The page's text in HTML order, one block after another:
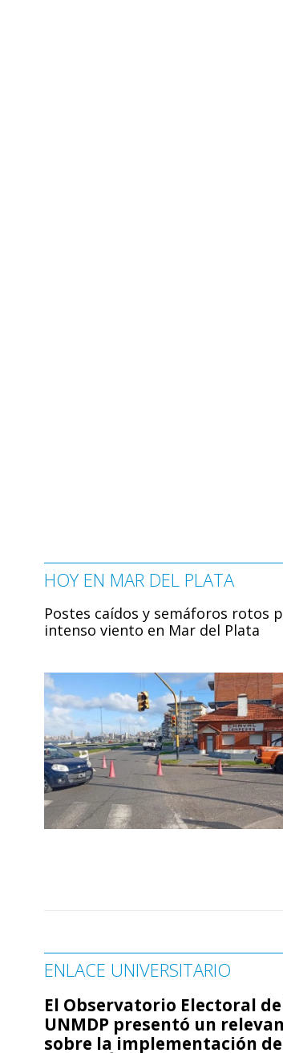
HOY EN MAR DEL PLATA
Postes caídos y semáforos rotos
intenso viento en Mar del Plata
ENLACE UNIVERSITARIO
El Observatorio Electoral
UNMDP presentó un
sobre la implementación